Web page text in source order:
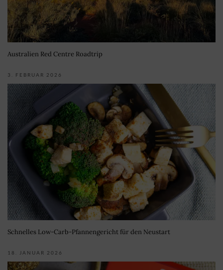
Australien Red Centre Roadtrip
3. FEBRUAR 2026
Schnelles Low-Carb-Pfannengericht für den Neustart
18. JANUAR 2026